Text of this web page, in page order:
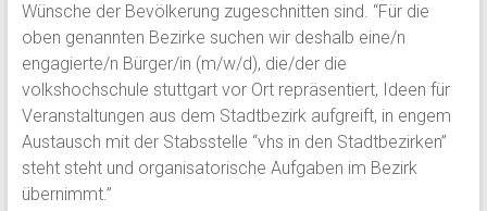
Wünsche der Bevölkerung zugeschnitten sind. “Für die
oben genannten Bezirke suchen wir deshalb eine/n
engagierte/n Bürger/in (m/w/d), die/der die
volkshochschule stuttgart vor Ort repräsentiert, Ideen für
Veranstaltungen aus dem Stadtbezirk aufgreift, in engem
Austausch mit der Stabsstelle “vhs in den Stadtbezirken”
steht steht und organisatorische Aufgaben im Bezirk
übernimmt.”